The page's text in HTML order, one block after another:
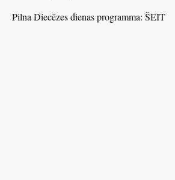
Pilna Diecēzes dienas programma: ŠEIT